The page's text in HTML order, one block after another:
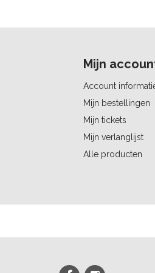
Mijn
Account
Mijn bestellingen
Mijn tickets
Mijn verlanglijst
Alle producten